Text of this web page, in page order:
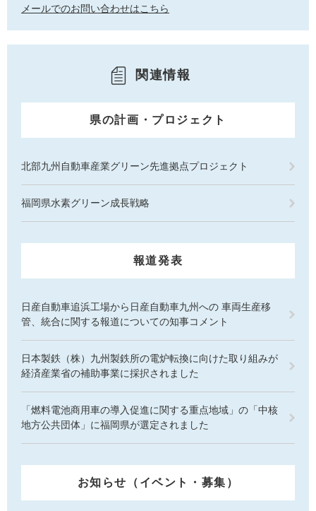
メールでのお問い合わせはこちら
関連情報
県の計画・プロジェクト
北部九州自動車産業グリーン先進拠点プロジェクト
福岡県水素グリーン成長戦略
報道発表
日産自動車追浜工場から日産自動車九州への 車両生産移
管、統合に関する報道についての知事コメント
日本製鉄（株）九州製鉄所の電炉転換に向けた取り組みが
経済産業省の補助事業に採択されました
「燃料電池商用車の導入促進に関する重点地域」の「中核
地方公共団体」に福岡県が選定されました
お知らせ（イベント・募集）